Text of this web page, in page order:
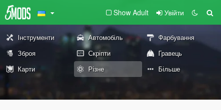
Show Adult Увійти
Інструменти Автомобіль
Фарбування
Зброя
Скріпти
Гравець
Карти
Різне Більше